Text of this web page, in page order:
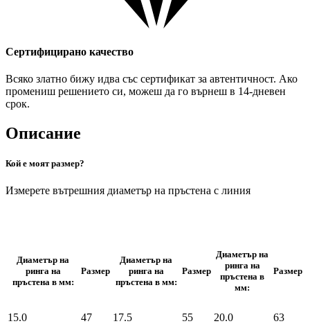
Сертифицирано качество
Всяко златно бижу идва със сертификат за автентичност. Ако
промениш решението си, можеш да го върнеш в 14-дневен
срок.
Описание
Кой е моят размер?
Измерете вътрешния диаметър на пръстена с линия
Диаметър на
ринга на
пръстена в мм:
Размер
Диаметър на
ринга на
пръстена в мм:
Размер
Диаметър на
ринга на
пръстена в
мм:
Размер
15.0 47 17.5 55 20.0
63